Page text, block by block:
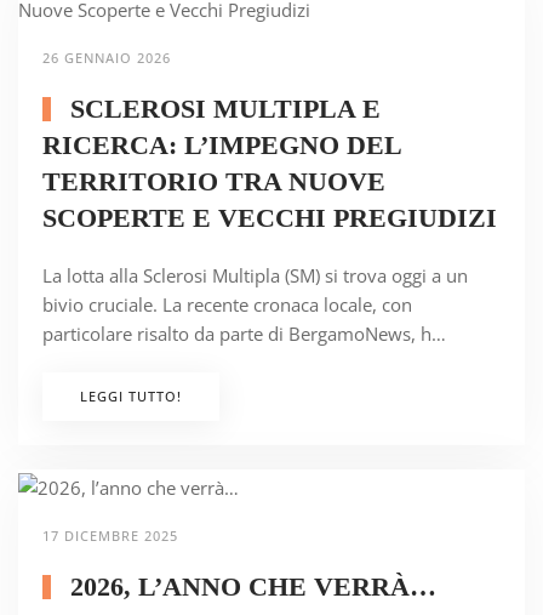
26 GENNAIO 2026
SCLEROSI MULTIPLA E
RICERCA: L’IMPEGNO DEL
TERRITORIO TRA NUOVE
SCOPERTE E VECCHI PREGIUDIZI
La lotta alla Sclerosi Multipla (SM) si trova oggi a un
bivio cruciale. La recente cronaca locale, con
particolare risalto da parte di BergamoNews, h…
LEGGI TUTTO!
17 DICEMBRE 2025
2026, L’ANNO CHE VERRÀ…